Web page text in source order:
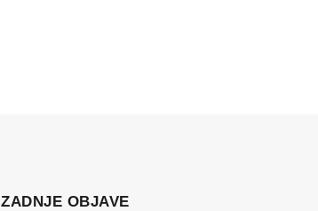
ZADNJE OBJAVE